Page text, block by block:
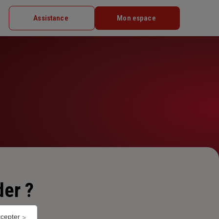
Assistance Mon espace
?